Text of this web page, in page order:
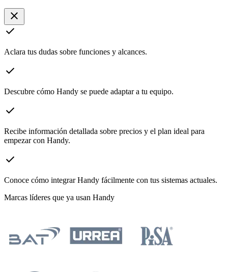
close
check
Aclara tus dudas sobre funciones y alcances.
check
Descubre cómo Handy se puede adaptar a tu equipo.
check
Recibe información detallada sobre precios y el plan ideal para
empezar con Handy.
check
Conoce cómo integrar Handy fácilmente con tus sistemas actuales.
Marcas líderes que ya usan Handy